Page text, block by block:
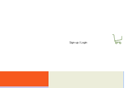
Sign-up / Login